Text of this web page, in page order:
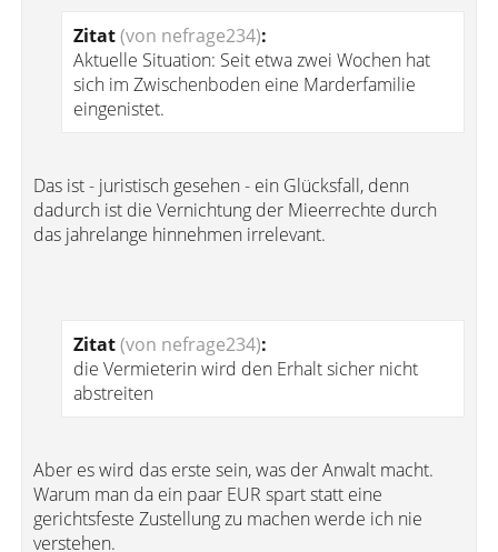
Zitat(von nefrage234):
Aktuelle Situation: Seit etwa zwei Wochen hat
sich im Zwischenboden eine Marderfamilie
eingenistet.
Das ist - juristisch gesehen - ein Glücksfall, denn
dadurch ist die Vernichtung der Mieerrechte durch
das jahrelange hinnehmen irrelevant.
Zitat(von nefrage234):
die Vermieterin wird den Erhalt sicher nicht
abstreiten
Aber es wird das erste sein, was der Anwalt macht.
Warum man da ein paar EUR spart statt eine
gerichtsfeste Zustellung zu machen werde ich nie
verstehen.